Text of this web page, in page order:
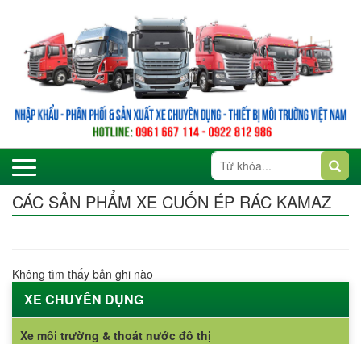
CÁC SẢN PHẨM XE CUỐN ÉP RÁC KAMAZ
Không tìm thấy bản ghi nào
XE CHUYÊN DỤNG
Xe môi trường & thoát nước đô thị